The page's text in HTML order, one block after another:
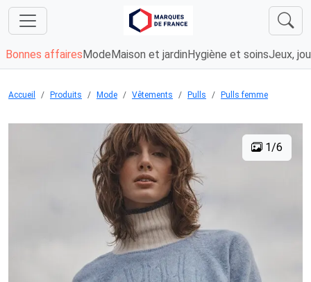
Bonnes affaires Mode Maison et jardin Hygiène et soinsJeux,
Accueil Produits Mode Vêtements Pulls Pulls femme
1/6